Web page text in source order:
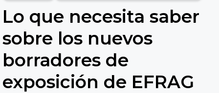
Lo que necesita saber
sobre los nuevos
borradores de
exposición de EFRAG